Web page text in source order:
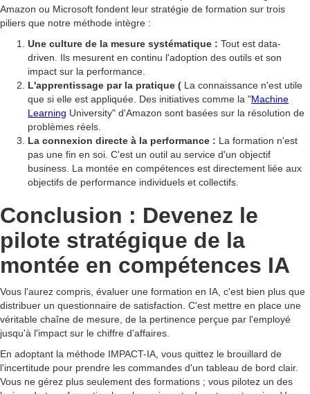
Amazon ou Microsoft fondent leur stratégie de formation sur trois
piliers que notre méthode intègre :
Une culture de la mesure systématique : Tout est data-
driven. Ils mesurent en continu l'adoption des outils et son
impact sur la performance.
L'apprentissage par la pratique ( La connaissance n'est utile
que si elle est appliquée. Des initiatives comme la "Machine
Learning University" d'Amazon sont basées sur la résolution de
problèmes réels.
La connexion directe à la performance : La formation n'est
pas une fin en soi. C'est un outil au service d'un objectif
business. La montée en compétences est directement liée aux
objectifs de performance individuels et collectifs.
Conclusion : Devenez le
pilote stratégique de la
montée en compétences IA
Vous l'aurez compris, évaluer une formation en IA, c'est bien plus que
distribuer un questionnaire de satisfaction. C'est mettre en place une
véritable chaîne de mesure, de la pertinence perçue par l'employé
jusqu'à l'impact sur le chiffre d'affaires.
En adoptant la méthode IMPACT-IA, vous quittez le brouillard de
l'incertitude pour prendre les commandes d'un tableau de bord clair.
Vous ne gérez plus seulement des formations ; vous pilotez un des